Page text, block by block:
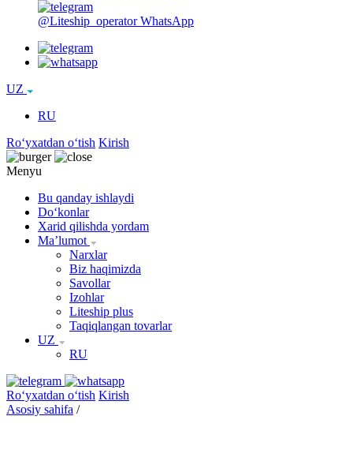
@Liteship_operator WhatsApp
UZ
RU
Roʻyxatdan oʻtish Kirish
Menyu
Bu qanday ishlaydi
Doʻkonlar
Xarid qilishda yordam
Maʼlumot
Narxlar
Biz haqimizda
Savollar
Izohlar
Liteship plus
Taqiqlangan tovarlar
UZ
RU
Roʻyxatdan oʻtish Kirish
Asosiy sahifa /